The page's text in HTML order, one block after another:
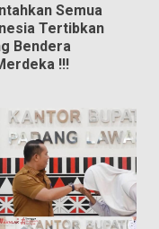
Semua
Tertibkan
Bendera
!!!